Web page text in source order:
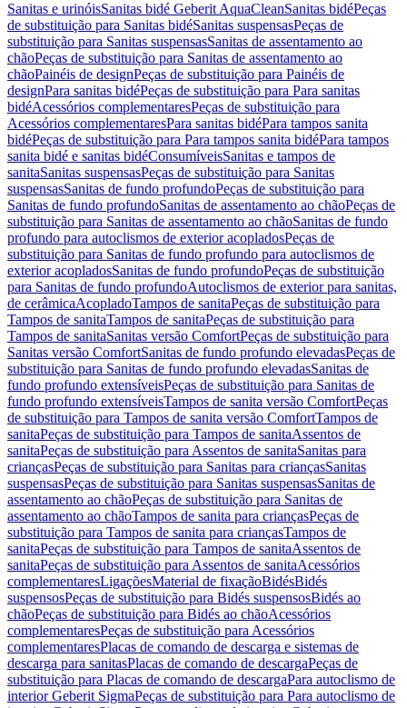
Sanitas e urinóisSanitas bidé Geberit AquaCleanSanitas bidéPeças
de substituição para Sanitas bidéSanitas suspensasPeças de
substituição para Sanitas suspensasSanitas de assentamento ao
chãoPeças de substituição para Sanitas de assentamento ao
chãoPainéis de designPeças de substituição para Painéis de
designPara sanitas bidéPeças de substituição para Para sanitas
bidéAcessórios complementaresPeças de substituição para
Acessórios complementaresPara sanitas bidéPara tampos sanita
bidéPeças de substituição para Para tampos sanita bidéPara tampos
sanita bidé e sanitas bidéConsumíveisSanitas e tampos de
sanitaSanitas suspensasPeças de substituição para Sanitas
suspensasSanitas de fundo profundoPeças de substituição para
Sanitas de fundo profundoSanitas de assentamento ao chãoPeças de
substituição para Sanitas de assentamento ao chãoSanitas de fundo
profundo para autoclismos de exterior acopladosPeças de
substituição para Sanitas de fundo profundo para autoclismos de
exterior acopladosSanitas de fundo profundoPeças de substituição
para Sanitas de fundo profundoAutoclismos de exterior para sanitas,
de cerâmicaAcopladoTampos de sanitaPeças de substituição para
Tampos de sanitaTampos de sanitaPeças de substituição para
Tampos de sanitaSanitas versão ComfortPeças de substituição para
Sanitas versão ComfortSanitas de fundo profundo elevadasPeças de
substituição para Sanitas de fundo profundo elevadasSanitas de
fundo profundo extensíveisPeças de substituição para Sanitas de
fundo profundo extensíveisTampos de sanita versão ComfortPeças
de substituição para Tampos de sanita versão ComfortTampos de
sanitaPeças de substituição para Tampos de sanitaAssentos de
sanitaPeças de substituição para Assentos de sanitaSanitas para
criançasPeças de substituição para Sanitas para criançasSanitas
suspensasPeças de substituição para Sanitas suspensasSanitas de
assentamento ao chãoPeças de substituição para Sanitas de
assentamento ao chãoTampos de sanita para criançasPeças de
substituição para Tampos de sanita para criançasTampos de
sanitaPeças de substituição para Tampos de sanitaAssentos de
sanitaPeças de substituição para Assentos de sanitaAcessórios
complementaresLigaçõesMaterial de fixaçãoBidésBidés
suspensosPeças de substituição para Bidés suspensosBidés ao
chãoPeças de substituição para Bidés ao chãoAcessórios
complementaresPeças de substituição para Acessórios
complementaresPlacas de comando de descarga e sistemas de
descarga para sanitasPlacas de comando de descargaPeças de
substituição para Placas de comando de descargaPara autoclismo de
interior Geberit SigmaPeças de substituição para Para autoclismo de